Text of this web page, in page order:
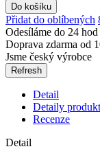
Do košíku
Přidat do oblíbených
Odesíláme do 24 hod
Doprava zdarma od
Jsme český výrobce
Detail
Detaily
Recenze
Detail